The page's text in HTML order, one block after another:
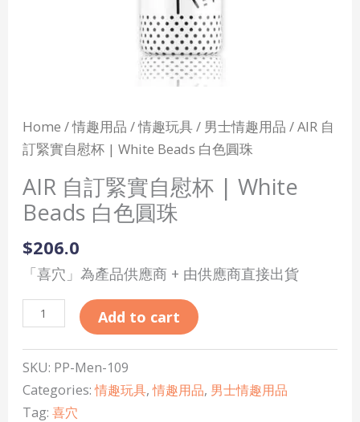
Home /情趣用品 /情趣玩具/ 男士情趣用品 / AIR 自
訂緊實自慰杯 | White Beads 白色圓珠
AIR 自訂緊實自慰杯 | White
Beads 白色圓珠
$206.0
「喜穴」為產品供應商 + 由供應商直接出貨
quantity
Add to cart
SKU: PP-Men-109
Categories:情趣玩具,情趣用品, 男士情趣用品
Tag: 喜穴